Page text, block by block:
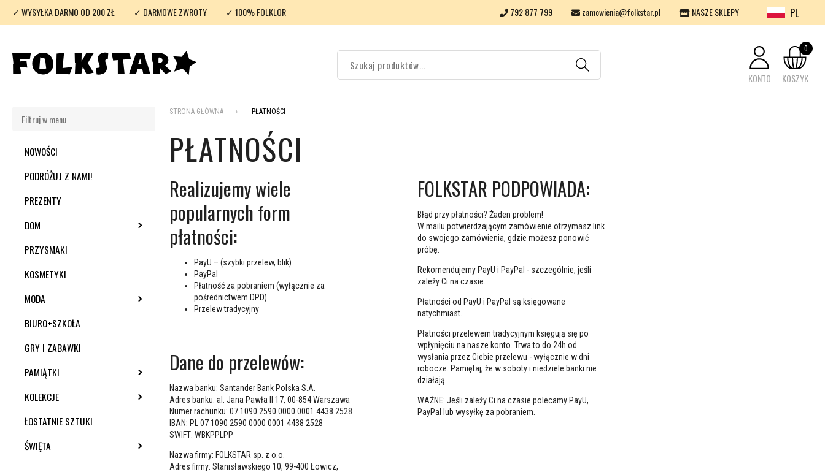
✓ WYSYŁKA DARMO OD 200 ZŁ ✓ DARMOWE ZWROTY ✓ 100% FOLKLOR 792 877 799 zamowienia@folkstar.pl NASZE SKLEPY PL
KONTO KOSZYK
0
NOWOŚCI
PODRÓŻUJ Z NAMI!
PREZENTY
DOM
PRZYSMAKI
KOSMETYKI
MODA
BIURO+SZKOŁA
GRY I ZABAWKI
PAMIĄTKI
KOLEKCJE
ŁOSTATNIE SZTUKI
ŚWIĘTA
STRONA GŁÓWNA PŁATNOŚCI
PŁATNOŚCI
Realizujemy wiele
popularnych form
płatności:
PayU – (szybki przelew, blik)
PayPal
Płatność za pobraniem (wyłącznie za
pośrednictwem DPD)
Przelew tradycyjny
Dane do przelewów:
Nazwa banku: Santander Bank Polska S.A.
Adres banku: al. Jana Pawła II 17, 00-854 Warszawa
Numer rachunku: 07 1090 2590 0000 0001 4438 2528
IBAN: PL 07 1090 2590 0000 0001 4438 2528
SWIFT: WBKPPLPP
Nazwa firmy: FOLKSTAR sp. z o.o.
Adres firmy: Stanisławskiego 10, 99-400 Łowicz,
FOLKSTAR PODPOWIADA:
Błąd przy płatności? Żaden problem!
W mailu potwierdzającym zamówienie otrzymasz link
do swojego zamówienia, gdzie możesz ponowić
próbę.
Rekomendujemy PayU i PayPal - szczególnie, jeśli
zależy Ci na czasie.
Płatności od PayU i PayPal są księgowane
natychmiast.
Płatności przelewem tradycyjnym księgują się po
wpłynięciu na nasze konto. Trwa to do 24h od
wysłania przez Ciebie przelewu - wyłącznie w dni
robocze. Pamiętaj, że w soboty i niedziele banki nie
działają.
WAŻNE: Jeśli zależy Ci na czasie polecamy PayU,
PayPal lub wysyłkę za pobraniem.